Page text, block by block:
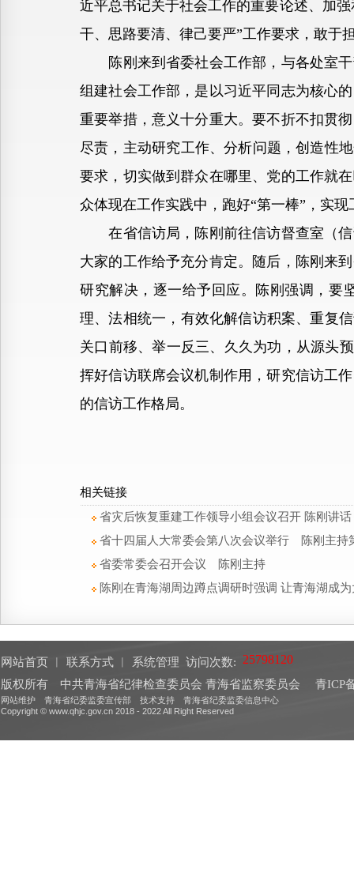
近平总书记关于社会工作的重要论述、加
干、思路要清、律己要严”工作要求，敢于
陈刚来到省委社会工作部，与各处室干
组建社会工作部，是以习近平同志为核心
重要举措，意义十分重大。要不折不扣贯
尽责，主动研究工作、分析问题，创造性
要求，切实做到群众在哪里、党的工作就
众体现在工作实践中，跑好“第一棒”，实
在省信访局，陈刚前往信访督查室（信
大家的工作给予充分肯定。随后，陈刚来
研究解决，逐一给予回应。陈刚强调，要
理、法相统一，有效化解信访积案、重复
关口前移、举一反三、久久为功，从源头
挥好信访联席会议机制作用，研究信访工
的信访工作格局。
相关链接
省灾后恢复重建工作领导小组会议召开 陈刚讲
省十四届人大常委会第八次会议举行 陈刚主持
省委常委会召开会议 陈刚主持
陈刚在青海湖周边蹲点调研时强调 让青海湖成
网站首页 联系方式 系统管理 访问次数:
版权所有 中共青海省纪律检查委员会 青海省监察委员会
青ICP
网站维护 青海省纪委监委宣传部 技术支持 青海省纪委监委信息中心
Copyright © www.qhjc.gov.cn 2018 - 2022 All Right Reserved